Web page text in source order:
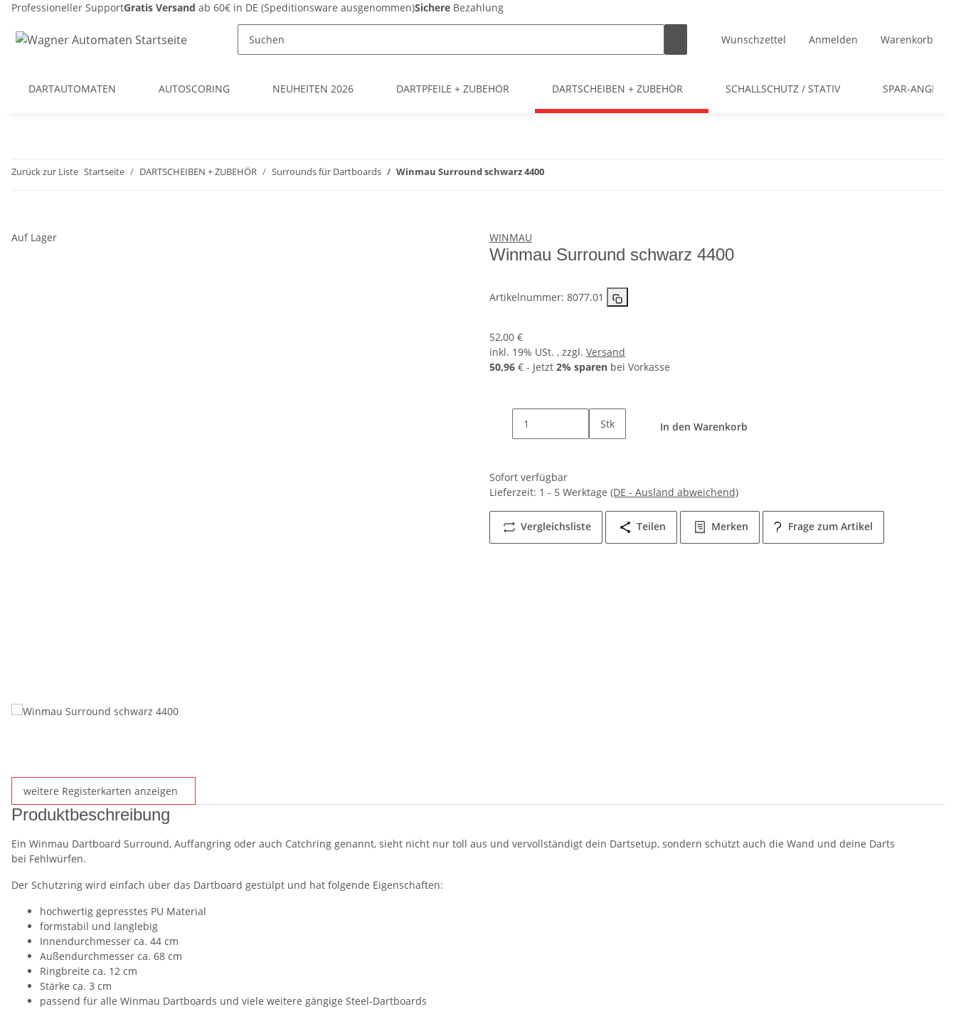
Professioneller SupportGratis Versand ab 60€ in DE (Speditionsware ausgenommen)Sichere Bezahlung
Wunschzettel Anmelden Warenkorb
DARTAUTOMATEN AUTOSCORING NEUHEITEN 2026 DARTPFEILE + ZUBEHÖR DARTSCHEIBEN + ZUBEHÖR SCHALLSCHUTZ / STATIV SPAR-
Zurück zur Liste Startseite DARTSCHEIBEN + ZUBEHÖR Surrounds für Dartboards Winmau Surround schwarz 4400
Auf Lager WINMAU
Winmau Surround schwarz 4400
Artikelnummer: 8077.01
52,00 €
inkl. 19% USt. , zzgl. Versand
50,96 € - Jetzt 2% sparen bei Vorkasse
Stk In den Warenkorb
Sofort verfügbar
Lieferzeit: 1 - 5 Werktage (DE - Ausland abweichend)
Vergleichsliste Teilen Merken Frage zum Artikel
weitere Registerkarten anzeigen
Produktbeschreibung
Ein Winmau Dartboard Surround, Auffangring oder auch Catchring genannt, sieht nicht nur toll aus und vervollständigt dein Dartsetup, sondern schützt auch die Wand und deine Darts
bei Fehlwürfen.
Der Schutzring wird einfach über das Dartboard gestülpt und hat folgende Eigenschaften:
hochwertig gepresstes PU Material
formstabil und langlebig
Innendurchmesser ca. 44 cm
Außendurchmesser ca. 68 cm
Ringbreite ca. 12 cm
Stärke ca. 3 cm
passend für alle Winmau Dartboards und viele weitere gängige Steel-Dartboards